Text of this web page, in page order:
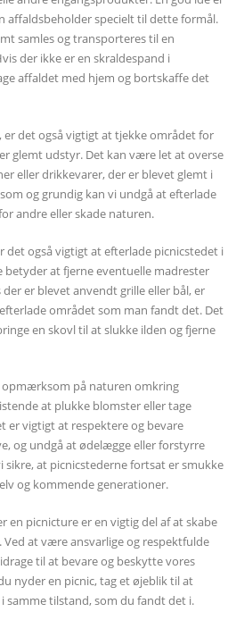
affaldsbeholder specielt til dette formål.
samles og transporteres til en
der ikke er en skraldespand i
affaldet med hjem og bortskaffe det
er det også vigtigt at tjekke området for
glemt udstyr. Det kan være let at overse
eller drikkevarer, der er blevet glemt i
og grundig kan vi undgå at efterlade
andre eller skade naturen.
det også vigtigt at efterlade picnicstedet i
at fjerne eventuelle madrester
er blevet anvendt grille eller bål, er
området som man fandt det. Det
en skovl til at slukke ilden og fjerne
på naturen omkring
at plukke blomster eller tage
er vigtigt at respektere og bevare
og undgå at ødelægge eller forstyrre
sikre, at picnicstederne fortsat er smukke
og kommende generationer.
en picnicture er en vigtig del af at skabe
at være ansvarlige og respektfulde
til at bevare og beskytte vores
nyder en picnic, tag et øjeblik til at
samme tilstand, som du fandt det i.